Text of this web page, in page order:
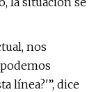
nos
línea?'”, dice